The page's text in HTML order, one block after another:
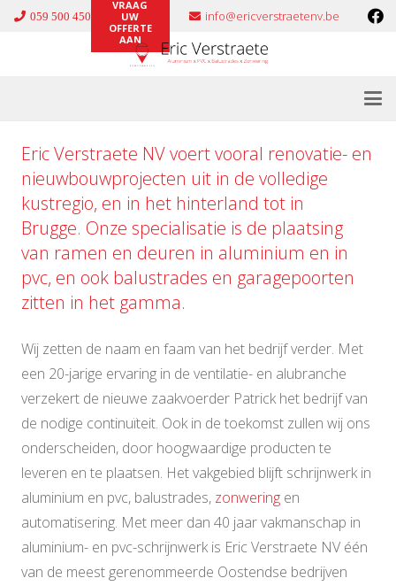
059 500 450
VRAAG
UW
OFFERTE
AAN
info@ericverstraetenv.be
Eric Verstraete NV voert vooral renovatie- en
nieuwbouwprojecten uit in de volledige
kustregio, en in het hinterland tot in
Brugge. Onze specialisatie is de plaatsing
van ramen en deuren in aluminium en in
pvc, en ook balustrades en garagepoorten
zitten in het gamma.
Wij zetten de naam en faam van het bedrijf verder. Met
een 20-jarige ervaring in de ventilatie- en alubranche
verzekert de nieuwe zaakvoerder Patrick het bedrijf van
de nodige continuïteit. Ook in de toekomst zullen wij ons
onderscheiden, door hoogwaardige producten te
leveren en te plaatsen. Het vakgebied blijft schrijnwerk in
aluminium en pvc, balustrades, zonwering en
automatisering. Met meer dan 40 jaar vakmanschap in
aluminium- en pvc-schrijnwerk is Eric Verstraete NV één
van de meest gerenommeerde Oostendse bedrijven